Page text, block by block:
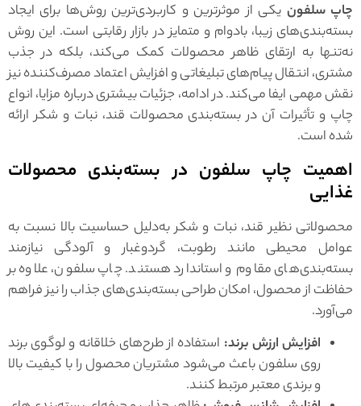
چاپ سلفون یکی از موثرترین و کاربردی‌ترین روش‌ها برای ایجاد
بسته‌بندی‌های زیبا، بادوام و متمایز در بازار رقابتی است. این روش
نه‌تنها به ارتقای ظاهر محصولات کمک می‌کند، بلکه در جذب
مشتری، انتقال پیام‌های تبلیغاتی و افزایش اعتماد مصرف‌کننده نیز
نقش مهمی ایفا می‌کند. در ادامه، جزئیات بیشتری درباره مزایا، انواع
چاپ و تأثیرات آن در بسته‌بندی محصولات قند، نبات و شکر ارائه
شده است.
اهمیت چاپ سلفون در بسته‌بندی محصولات
غذایی
محصولاتی نظیر قند، نبات و شکر به‌دلیل حساسیت بالا نسبت به
عوامل محیطی مانند رطوبت، گردوغبار و آلودگی نیازمند
بسته‌بندی‌های مقاوم و استاندارد هستند. چاپ سلفون، علاوه بر
حفاظت از محصول، امکان طراحی بسته‌بندی‌های جذاب را نیز فراهم
می‌آورد.
افزایش ارزش برند: استفاده از طرح‌های خلاقانه و لوگوی برند
روی سلفون باعث می‌شود مشتریان محصول را با کیفیت بالا
و برندی معتبر مرتبط کنند.